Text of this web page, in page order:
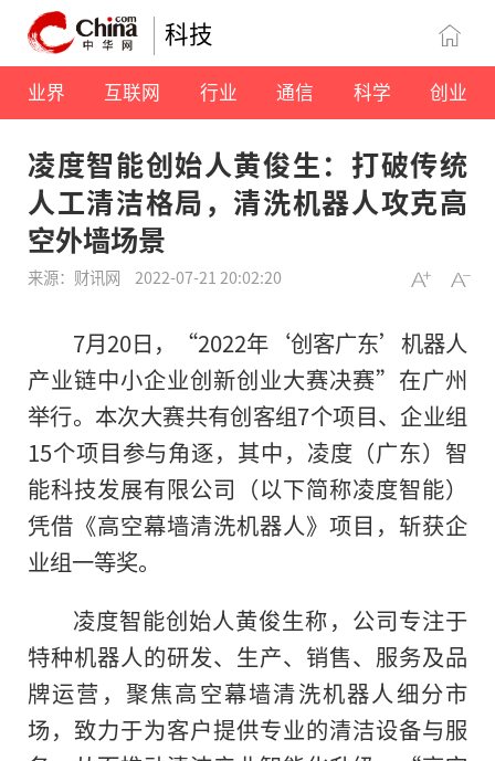
科技
业界 互联网 行业 通信 科学 创业
凌度智能创始人黄俊生：打破传统
人工清洁格局，清洗机器人攻克高
空外墙场景
来源：财讯网 2022-07-21 20:02:20
7月20日，“2022年‘创客广东’机器人
产业链中小企业创新创业大赛决赛”在广州
举行。本次大赛共有创客组7个项目、企业组
15个项目参与角逐，其中，凌度（广东）智
能科技发展有限公司（以下简称凌度智能）
凭借《高空幕墙清洗机器人》项目，斩获企
业组一等奖。
凌度智能创始人黄俊生称，公司专注于
特种机器人的研发、生产、销售、服务及品
牌运营，聚焦高空幕墙清洗机器人细分市
场，致力于为客户提供专业的清洁设备与服